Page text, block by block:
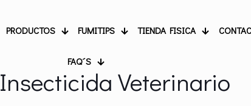
PRODUCTOS FUMITIPS TIENDA FISICA
FAQ´S
Insecticida Veterinario